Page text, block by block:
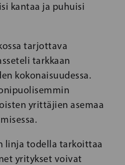
kantaa ja puhuisi
tarjottava
tarkkaan
kokonaisuudessa.
yrittäjien asemaa
linja todella tarkoittaa
yritykset voivat